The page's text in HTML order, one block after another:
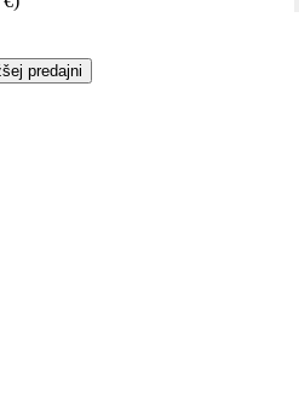
predajni